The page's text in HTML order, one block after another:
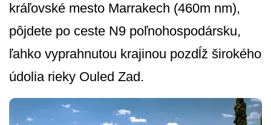
kráľovské mesto Marrakech (460m nm),
pôjdete po ceste N9 poľnohospodársku,
ľahko vyprahnutou krajinou pozdĺž širokého
údolia rieky Ouled Zad.